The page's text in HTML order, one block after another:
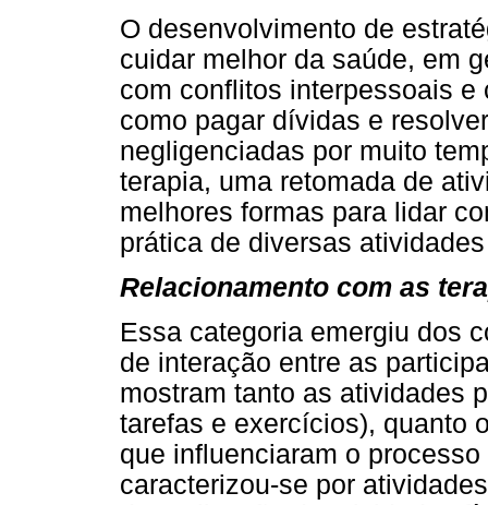
O desenvolvimento de
cuidar melhor da saúde, em
com conflitos interpessoais
como pagar dívidas e
negligenciadas por muito
terapia, uma retomada de
melhores formas para lidar
prática de diversas
Relacionamento com as
Essa categoria emergiu dos
de interação entre as
mostram tanto as atividades
tarefas e exercícios), quanto
que influenciaram o
caracterizou-se por